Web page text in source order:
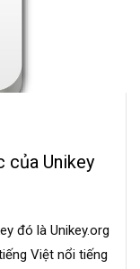
của Unikey
đó là Unikey.org
Việt nổi tiếng